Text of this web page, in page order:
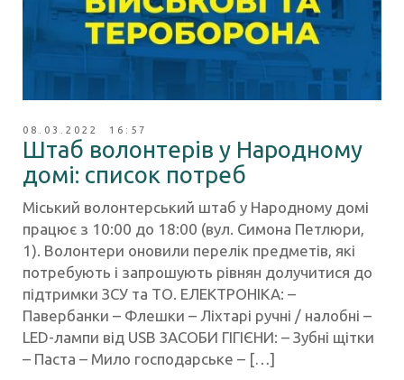
08.03.2022 16:57
Штаб волонтерів у Народному
домі: список потреб
Міський волонтерський штаб у Народному домі
працює з 10:00 до 18:00 (вул. Симона Петлюри,
1). Волонтери оновили перелік предметів, які
потребують і запрошують рівнян долучитися до
підтримки ЗСУ та ТО. ЕЛЕКТРОНІКА: –
Павербанки – Флешки – Ліхтарі ручні / налобні –
LED-лампи від USB ЗАСОБИ ГІГІЄНИ: – Зубні щітки
– Паста – Мило господарське – […]